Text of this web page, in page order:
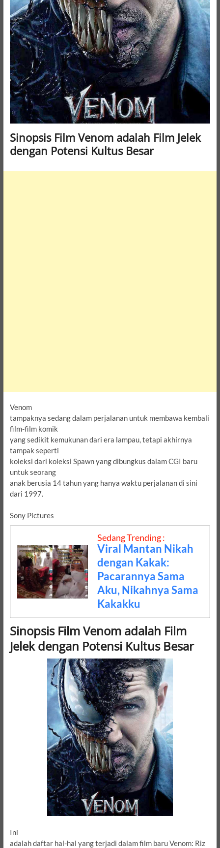
Sinopsis Film Venom adalah Film Jelek
dengan Potensi Kultus Besar
Venom
tampaknya sedang dalam perjalanan untuk membawa kembali
film-film komik
yang sedikit kemukunan dari era lampau, tetapi akhirnya
tampak seperti
koleksi dari koleksi Spawn yang dibungkus dalam CGI baru
untuk seorang
anak berusia 14 tahun yang hanya waktu perjalanan di sini
dari 1997.
Sony Pictures
Sedang Trending :
Viral Mantan Nikah
dengan Kakak:
Pacarannya Sama
Aku, Nikahnya Sama
Kakakku
Sinopsis Film Venom adalah Film
Jelek dengan Potensi Kultus Besar
Ini
adalah daftar hal-hal yang terjadi dalam film baru Venom: Riz